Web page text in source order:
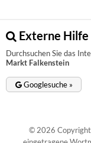
Externe Hilfe
Durchsuchen Sie das
Markt Falkenstein
Googlesuche »
© 2026